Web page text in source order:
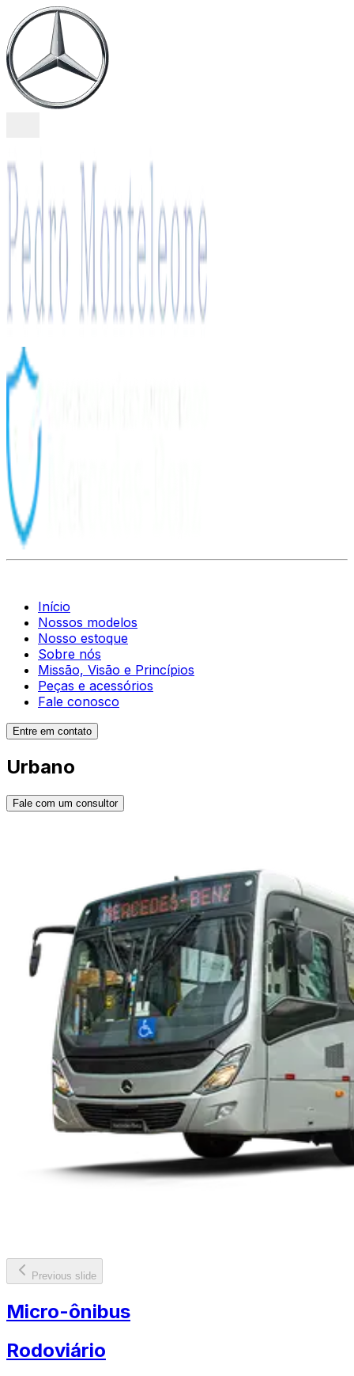
Início
Nossos modelos
Nosso estoque
Sobre nós
Missão, Visão e Princípios
Peças e acessórios
Fale conosco
Entre em contato
Urbano
Fale com um consultor
Previous slide
Micro-ônibus
Rodoviário